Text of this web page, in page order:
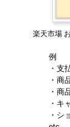
楽天市場
例
・支
・商
・商
・キ
・シ